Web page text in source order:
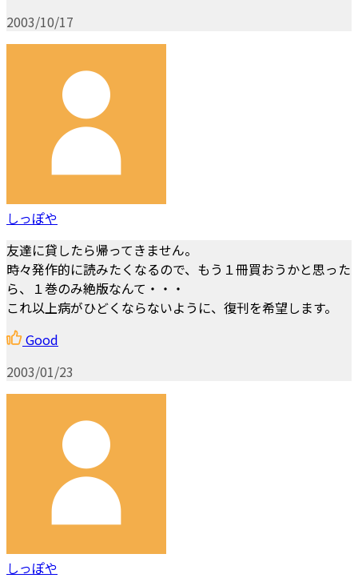
2003/10/17
しっぽや
友達に貸したら帰ってきません。
時々発作的に読みたくなるので、もう１冊買おうかと思った
ら、１巻のみ絶版なんて・・・
これ以上病がひどくならないように、復刊を希望します。
Good
2003/01/23
しっぽや